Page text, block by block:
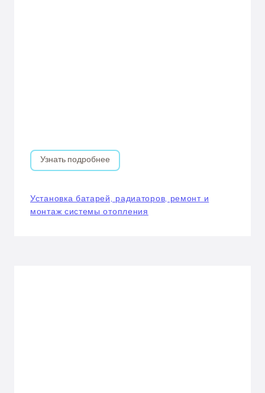
Узнать подробнее
Установка батарей, радиаторов, ремонт и
монтаж системы отопления